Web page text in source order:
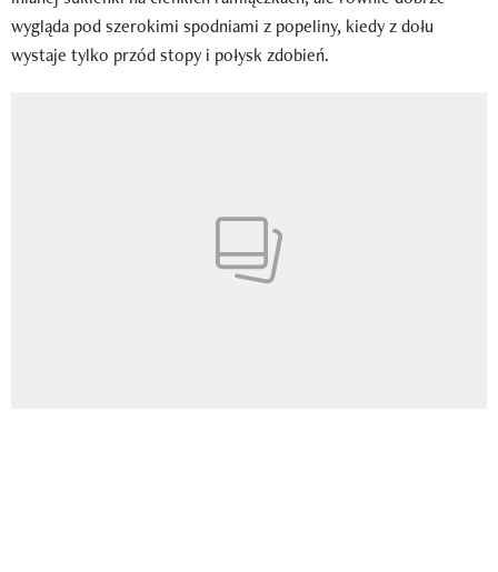
wygląda pod szerokimi spodniami z popeliny, kiedy z dołu
wystaje tylko przód stopy i połysk zdobień.